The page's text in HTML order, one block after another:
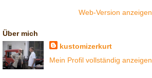
Web-Version anzeigen
Über mich
kustomizerkurt
Mein Profil vollständig anzeigen